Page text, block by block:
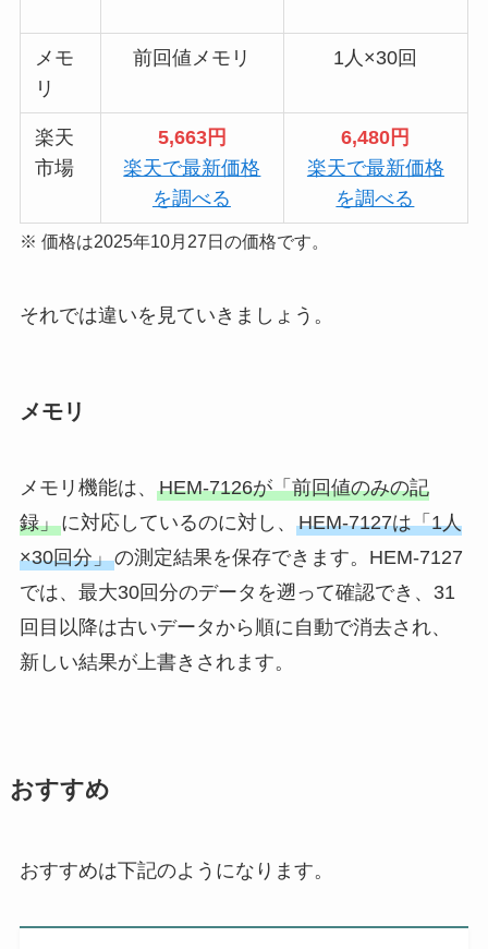
メモ
リ
前回値メモリ 1人×30回
楽天
市場
5,663円
楽天で最新価格
を調べる
6,480円
楽天で最新価格
を調べる
※ 価格は2025年10月27日の価格です。
それでは違いを見ていきましょう。
メモリ
メモリ機能は、 HEM-7126が「前回値のみの記
録」に対応しているのに対し、 HEM-7127は「1人
×30回分」の測定結果を保存できます。HEM-7127
では、最大30回分のデータを遡って確認でき、31
回目以降は古いデータから順に自動で消去され、
新しい結果が上書きされます。
おすすめ
おすすめは下記のようになります。